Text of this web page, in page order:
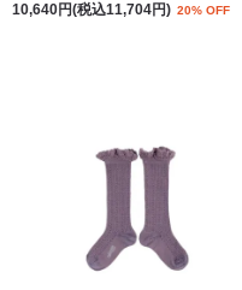
10,640円(税込11,704円) 20% OFF